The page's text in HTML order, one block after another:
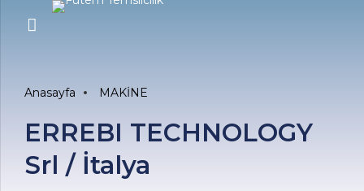
Anasayfa MAKİNE
ERREBI TECHNOLOGY
Srl / İtalya